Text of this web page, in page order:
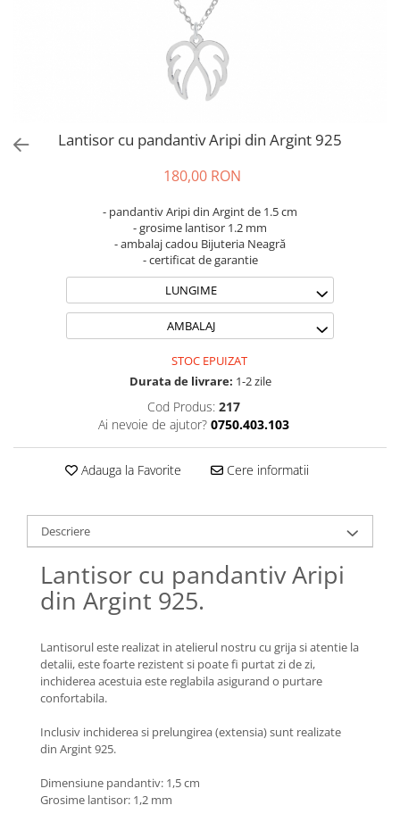
Coliere Transparente cu Stea
Coliere Transparente cu Soare
Coliere Transparente cu Semilună
Coliere Transparente cu Zodii
Coliere Transparente cu Perle
Coliere Transparente cu Flori
Coliere Transparente cu Animale
Coliere Transparente cu Pietre
Coliere Transparente Diverse
LĂNȚIȘOARE ARGINT
Lănțișoare cu Inimioare
Lănțișoare cu Cruce
Lănțișoare cu Soare
Lănțișoare cu Semilună
Lănțișoare cu Zodii
Lănțișoare cu Animale
Lănțișoare cu Molecule
Lănțișoare Argint Diverse
COLIERE CU PERLE
Coliere cu Perle Naturale
Coliere cu Perle Preciosa
COLIERE ȘNUR REGLABIL
Coliere cu Inimioare
Coliere cu Cruce
Coliere cu Stea
Coliere cu Semilună
Coliere cu Zodii
Coliere cu Flori
Coliere cu Animale
Brățări din Argint cu pietre
Lantisor cu pandantiv Aripi din Argint 925
180,00 RON
- pandantiv Aripi din Argint de 1.5 cm
- grosime lantisor 1.2 mm
- ambalaj cadou Bijuteria Neagră
- certificat de garantie
LUNGIME
AMBALAJ
STOC EPUIZAT
Durata de livrare: 1-2 zile
Cod Produs: 217
Ai nevoie de ajutor? 0750.403.103
Adauga la Favorite Cere informatii
Descriere
Lantisor cu pandantiv Aripi
din Argint 925.
Lantisorul este realizat in atelierul nostru cu grija si atentie la
detalii, este foarte rezistent si poate fi purtat zi de zi,
inchiderea acestuia este reglabila asigurand o purtare
confortabila.
Inclusiv inchiderea si prelungirea (extensia) sunt realizate
din Argint 925.
Dimensiune pandantiv: 1,5 cm
Grosime lantisor: 1,2 mm